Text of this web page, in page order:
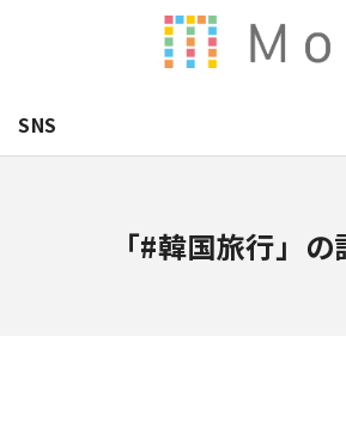
SNS
「#韓国旅行」